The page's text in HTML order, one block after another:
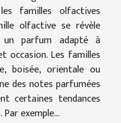
familles olfactives
olfactive se révèle
un parfum adapté à
occasion. Les familles
boisée, orientale ou
des notes parfumées
certaines tendances
exemple...